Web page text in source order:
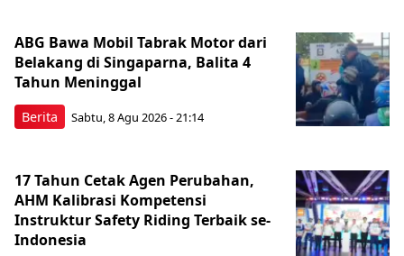
Berita
ABG Bawa Mobil Tabrak Motor dari
Belakang di Singaparna, Balita 4
Tahun Meninggal
Sabtu, 8 Agu 2026 - 21:14
17 Tahun Cetak Agen Perubahan,
AHM Kalibrasi Kompetensi
Instruktur Safety Riding Terbaik se-
Indonesia